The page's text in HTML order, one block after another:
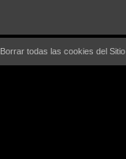
Borrar todas las cookies del Sitio